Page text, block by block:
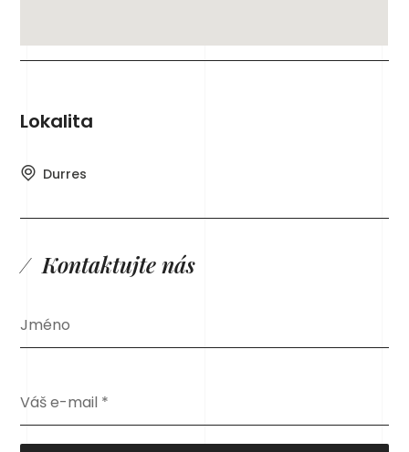
Lokalita
Durres
Kontaktujte nás
Jméno
Váš e-mail *